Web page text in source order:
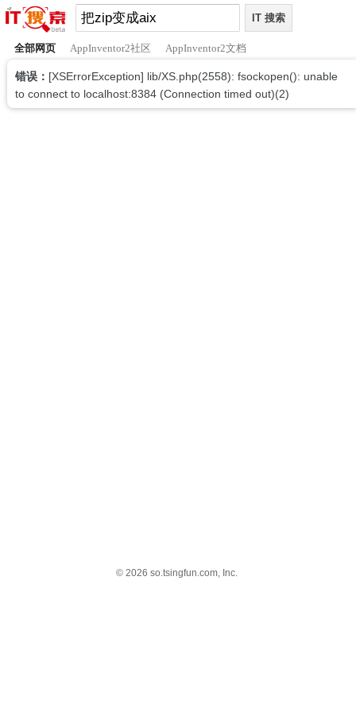
全部网页 AppInventor2社区 AppInventor2文档
错误： [XSErrorException] lib/XS.php(2558): fsockopen(): unable
to connect to localhost:8384 (Connection timed out)(2)
© 2026 so.tsingfun.com, Inc.